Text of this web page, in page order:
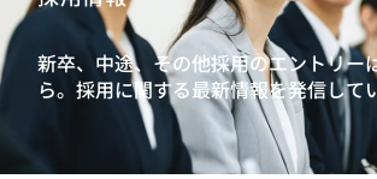
新卒、中途、その他採用のエントリー
ら。採用に関する最新情報を発信して